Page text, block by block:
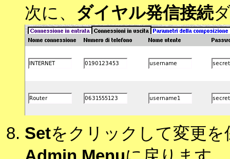
次に、 ダイヤル発信接続
Setをクリックして変更